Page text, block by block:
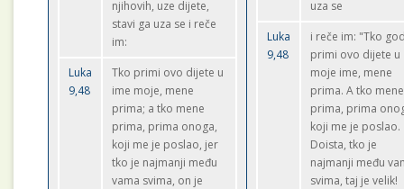
njihovih, uze dijete,
stavi ga uza se i reče
im:
Luka
9,48
Tko primi ovo dijete u
ime moje, mene
prima; a tko mene
prima, prima onoga,
koji me je poslao, jer
tko je najmanji među
vama svima, on je
uza se
Luka
9,48
i reče im: "Tko
primi ovo dijete u
moje ime, mene
prima. A tko mene
prima, prima
koji me je poslao.
Doista, tko je
najmanji među
svima, taj je velik!